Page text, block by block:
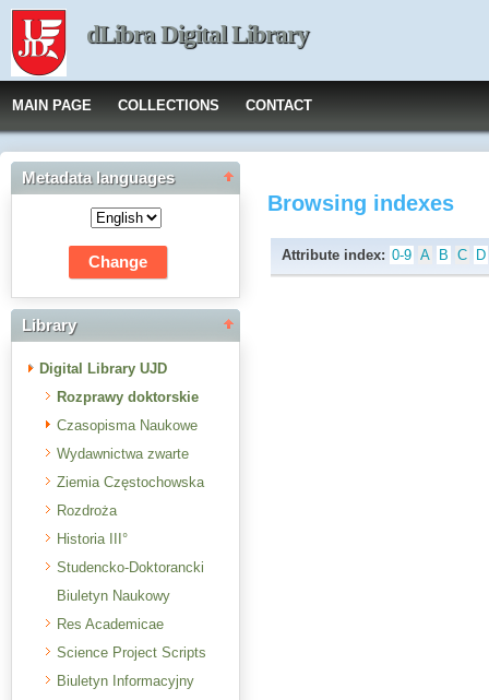
dLibra Digital Library
MAIN PAGE COLLECTIONS CONTACT
Metadata languages
Library
Digital Library UJD
Rozprawy doktorskie
Czasopisma Naukowe
Wydawnictwa zwarte
Ziemia Częstochowska
Rozdroża
Historia III°
Studencko-Doktorancki
Biuletyn Naukowy
Res Academicae
Science Project Scripts
Biuletyn Informacyjny
Browsing indexes
Attribute index: 0-9 A B C D